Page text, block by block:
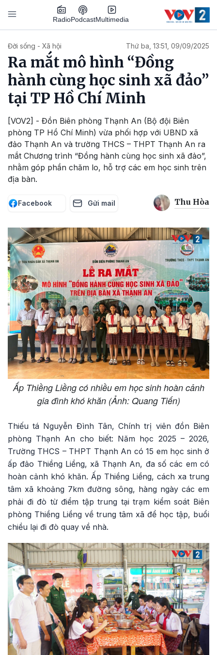
Nhảy đến nội dung
RadioPodcastMultimedia
Đời sống - Xã hội Thứ ba, 13:51, 09/09/2025
Ra mắt mô hình “Đồng
hành cùng học sinh xã đảo”
tại TP Hồ Chí Minh
[VOV2] - Đồn Biên phòng Thạnh An (Bộ đội Biên
phòng TP Hồ Chí Minh) vừa phối hợp với UBND xã
đảo Thạnh An và trường THCS – THPT Thạnh An ra
mắt Chương trình “Đồng hành cùng học sinh xã đảo”,
nhằm góp phần chăm lo, hỗ trợ các em học sinh trên
địa bàn.
Facebook Gửi mail Thu Hòa
Ấp Thiềng Liềng có nhiều em học sinh hoàn cảnh
gia đình khó khăn (Ảnh: Quang Tiến)
Thiếu tá Nguyễn Đình Tân, Chính trị viên đồn Biên
phòng Thạnh An cho biết: Năm học 2025 – 2026,
Trường THCS – THPT Thạnh An có 15 em học sinh ở
ấp đảo Thiềng Liềng, xã Thạnh An, đa số các em có
hoàn cảnh khó khăn. Ấp Thiềng Liềng, cách xa trung
tâm xã khoảng 7km đường sông, hàng ngày các em
phải đi đò từ điểm tập trung tại trạm kiểm soát Biên
phòng Thiềng Liềng về trung tâm xã để học tập, buổi
chiều lại đi đò quay về nhà.